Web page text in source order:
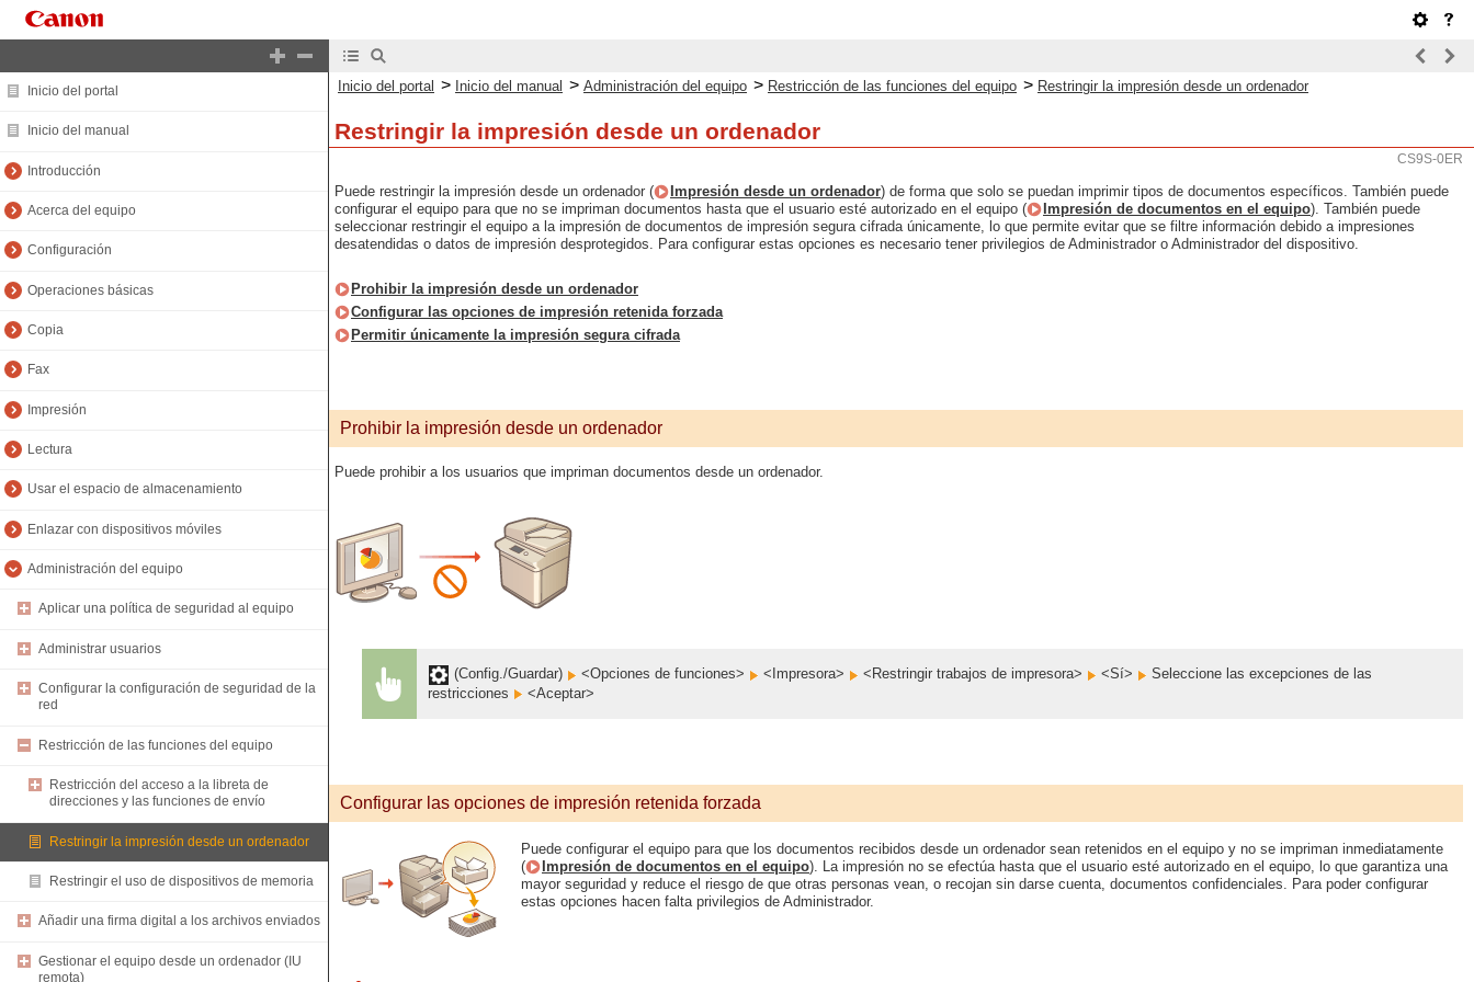
Inicio del portal
Inicio del manual
Introducción
Acerca del equipo
Configuración
Operaciones básicas
Copia
Fax
Impresión
Lectura
Usar el espacio de almacenamiento
Enlazar con dispositivos móviles
Administración del equipo
Aplicar una política de seguridad al equipo
Administrar usuarios
Configurar la configuración de seguridad de la
red
Restricción de las funciones del equipo
Restricción del acceso a la libreta de
direcciones y las funciones de envío
Restringir la impresión desde un ordenador
Restringir el uso de dispositivos de memoria
Añadir una firma digital a los archivos enviados
Gestionar el equipo desde un ordenador (IU
remota)
Inicio del portal > Inicio del manual > Administración del equipo > Restricción de las funciones del equipo > Restringir la impresión desde un ordenador
Restringir la impresión desde un ordenador
CS9S-0ER
Puede restringir la impresión desde un ordenador ( Impresión desde un ordenador) de forma que solo se puedan imprimir tipos de documentos específicos. También puede
configurar el equipo para que no se impriman documentos hasta que el usuario esté autorizado en el equipo (
Impresión de documentos en el equipo). También puede
seleccionar restringir el equipo a la impresión de documentos de impresión segura cifrada únicamente, lo que permite evitar que se filtre información debido a impresiones
desatendidas o datos de impresión desprotegidos. Para configurar estas opciones es necesario tener privilegios de Administrador o Administrador del dispositivo.
Prohibir la impresión desde un ordenador
Configurar las opciones de impresión retenida forzada
Permitir únicamente la impresión segura cifrada
Prohibir la impresión desde un ordenador
Puede prohibir a los usuarios que impriman documentos desde un ordenador.
(Config./Guardar) <Opciones de funciones> <Impresora> <Restringir trabajos de impresora> <Sí>
Seleccione las excepciones de las
restricciones
<Aceptar>
Configurar las opciones de impresión retenida forzada
Puede configurar el equipo para que los documentos recibidos desde un ordenador sean retenidos en el equipo y no se impriman inmediatamente
(
Impresión de documentos en el equipo). La impresión no se efectúa hasta que el usuario esté autorizado en el equipo, lo que garantiza una
mayor seguridad y reduce el riesgo de que otras personas vean, o recojan sin darse cuenta, documentos confidenciales. Para poder configurar
estas opciones hacen falta privilegios de Administrador.